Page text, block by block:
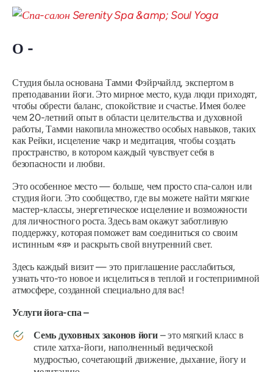
О -
Студия была основана Тамми Фэйрчайлд, экспертом в
преподавании йоги. Это мирное место, куда люди приходят,
чтобы обрести баланс, спокойствие и счастье. Имея более
чем 20-летний опыт в области целительства и духовной
работы, Тамми накопила множество особых навыков, таких
как Рейки, исцеление чакр и медитация, чтобы создать
пространство, в котором каждый чувствует себя в
безопасности и любви.
Это особенное место — больше, чем просто спа-салон или
студия йоги. Это сообщество, где вы можете найти мягкие
мастер-классы, энергетическое исцеление и возможности
для личностного роста. Здесь вам окажут заботливую
поддержку, которая поможет вам соединиться со своим
истинным «я» и раскрыть свой внутренний свет.
Здесь каждый визит — это приглашение расслабиться,
узнать что-то новое и исцелиться в теплой и гостеприимной
атмосфере, созданной специально для вас!
Услуги йога-спа –
Семь духовных законов йоги– это мягкий класс в
стиле хатха-йоги, наполненный ведической
мудростью, сочетающий движение, дыхание, йогу и